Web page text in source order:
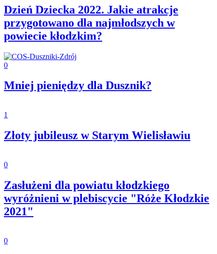
Dzień Dziecka 2022. Jakie atrakcje
przygotowano dla najmłodszych w
powiecie kłodzkim?
0
Mniej pieniędzy dla Dusznik?
1
Złoty jubileusz w Starym Wielisławiu
0
Zasłużeni dla powiatu kłodzkiego
wyróżnieni w plebiscycie "Róże Kłodzkie
2021"
0